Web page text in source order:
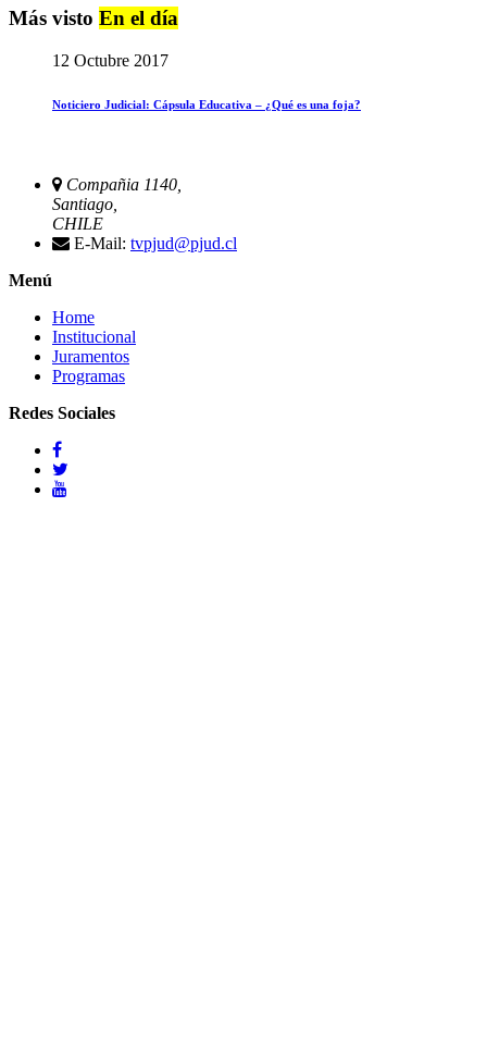
Más visto En el día
12 Octubre 2017
Noticiero Judicial: Cápsula Educativa – ¿Qué es una foja?
Compañia 1140,
Santiago,
CHILE
E-Mail: tvpjud@pjud.cl
Menú
Home
Institucional
Juramentos
Programas
Redes Sociales